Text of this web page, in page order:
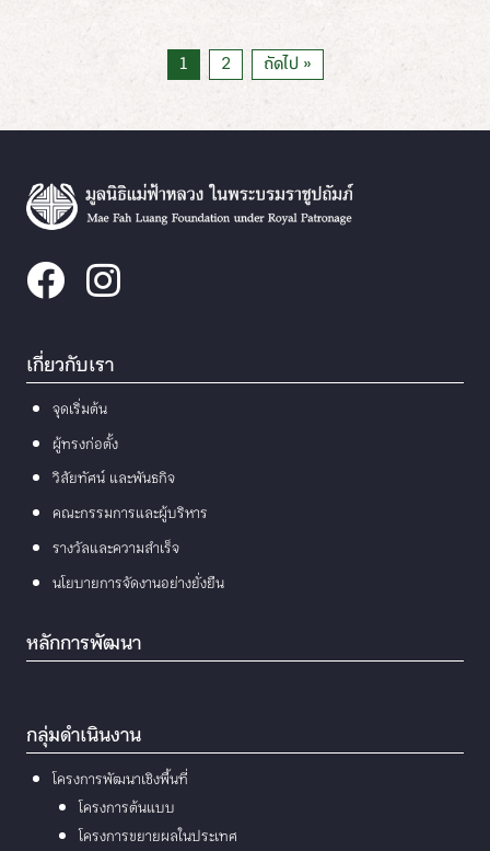
1 2 ถัดไป »
เกี่ยวกับเรา
จุดเริ่มต้น
ผู้ทรงก่อตั้ง
วิสัยทัศน์ และพันธกิจ
คณะกรรมการและผู้บริหาร
รางวัลและความสำเร็จ
นโยบายการจัดงานอย่างยั่งยืน
หลักการพัฒนา
กลุ่มดำเนินงาน
โครงการพัฒนาเชิงพื้นที่
โครงการต้นแบบ
โครงการขยายผลในประเทศ